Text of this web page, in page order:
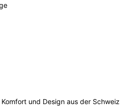
und Design aus der Schweiz